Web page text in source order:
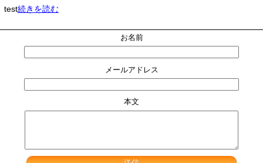
test続きを読む
お名前
メールアドレス
本文